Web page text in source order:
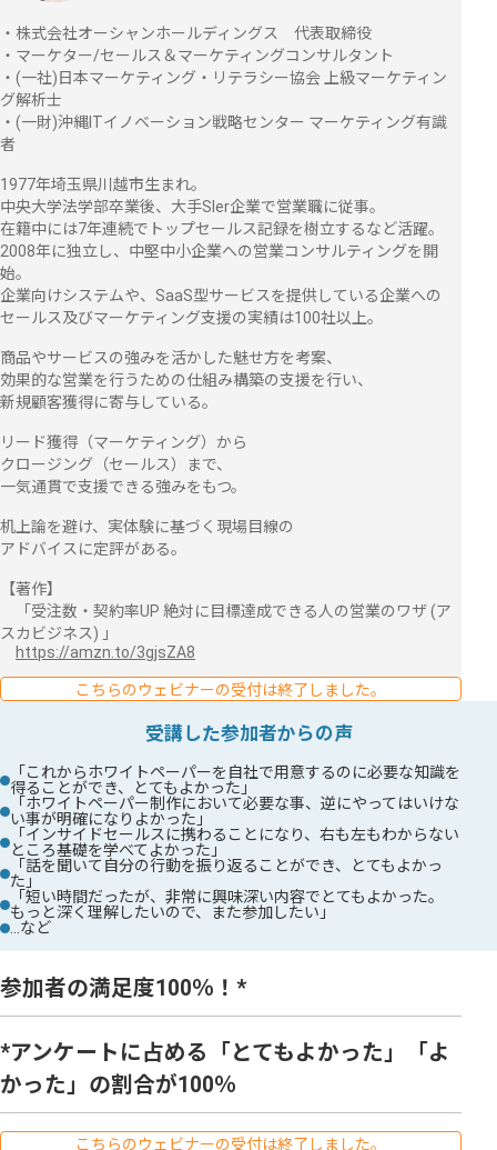
・株式会社オーシャンホールディングス 代表取締役
・マーケター/セールス＆マーケティングコンサルタント
・(一社)日本マーケティング・リテラシー協会 上級マーケティン
グ解析士
・(一財)沖縄ITイノベーション戦略センター マーケティング有識
者
1977年埼玉県川越市生まれ。
中央大学法学部卒業後、大手SIer企業で営業職に従事。
在籍中には7年連続でトップセールス記録を樹立するなど活躍。
2008年に独立し、中堅中小企業への営業コンサルティングを開
始。
企業向けシステムや、SaaS型サービスを提供している企業への
セールス及びマーケティング支援の実績は100社以上。
商品やサービスの強みを活かした魅せ方を考案、
効果的な営業を行うための仕組み構築の支援を行い、
新規顧客獲得に寄与している。
リード獲得（マーケティング）から
クロージング（セールス）まで、
一気通貫で支援できる強みをもつ。
机上論を避け、実体験に基づく現場目線の
アドバイスに定評がある。
【著作】
「受注数・契約率UP 絶対に目標達成できる人の営業のワザ (ア
スカビジネス) 」
https://amzn.to/3gjsZA8
こちらのウェビナーの受付は終了しました。
受講した参加者からの声
「これからホワイトペーパーを自社で用意するのに必要な知識を
得ることができ、とてもよかった」
「ホワイトペーパー制作において必要な事、逆にやってはいけな
い事が明確になりよかった」
「インサイドセールスに携わることになり、右も左もわからない
ところ基礎を学べてよかった」
「話を聞いて自分の行動を振り返ることができ、とてもよかっ
た」
「短い時間だったが、非常に興味深い内容でとてもよかった。
もっと深く理解したいので、また参加したい」
…など
参加者の満足度100％！*
*アンケートに占める「とてもよかった」「よ
かった」の割合が100％
こちらのウェビナーの受付は終了しました。